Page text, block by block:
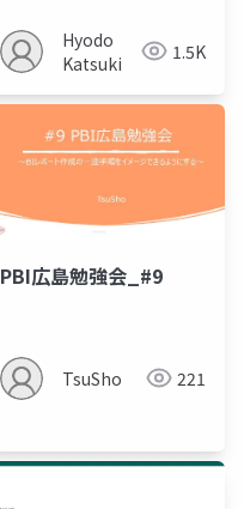
Hyodo
Katsuki
1.5K
PBI広島勉強会_#9
TsuSho 221